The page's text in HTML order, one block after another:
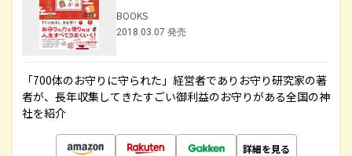
BOOKS
2018.03.07 発売
「700体のお守りに守られた」経営者でありお守り研究家の著
者が、長年収集してきたすごい御利益のお守りがある全国の神
社を紹介
詳細を見る